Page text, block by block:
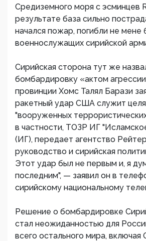
Средиземного моря с эсминцев
результате база сильно
начался пожар, погибли не мене
военнослужащих сирийской
Сирийская сторона тут же
бомбардировку «актом
провинции Хомс Талял Барази
ракетный удар США служит
"вооруженных
в частности, ТОЗР ИГ
(ИГ), передает агентство
руководство и сирийская
Этот удар был не первым и, я
последним", — заявил он в
сирийскому национальному
Решение о бомбардировке
стал неожиданностью для
всего остального мира,